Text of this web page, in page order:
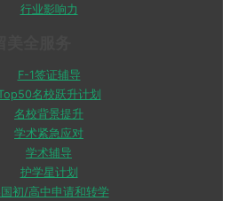
行业影响力
F-1签证辅导
名校跃升计划
名校背景提升
学术紧急应对
学术辅导
护学星计划
初/高中申请和转学